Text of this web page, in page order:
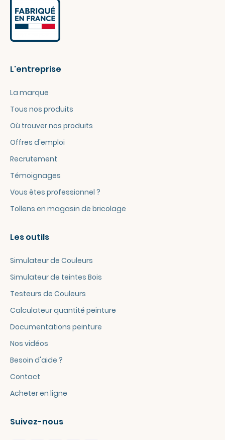
L'entreprise
La marque
Tous nos produits
Où trouver nos produits
Offres d'emploi
Recrutement
Témoignages
Vous êtes professionnel ?
Tollens en magasin de bricolage
Les outils
Simulateur de Couleurs
Simulateur de teintes Bois
Testeurs de Couleurs
Calculateur quantité peinture
Documentations peinture
Nos vidéos
Besoin d'aide ?
Contact
Acheter en ligne
Suivez-nous